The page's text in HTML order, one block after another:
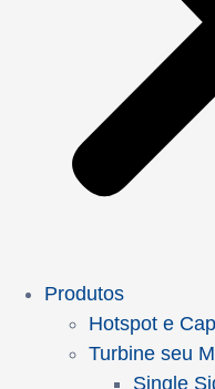
Produtos
Hotspot e
Turbine seu
Single